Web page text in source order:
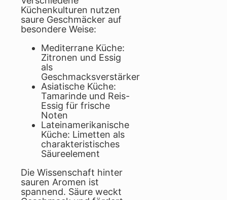
Küchenkulturen nutzen
saure Geschmäcker auf
besondere Weise:
Mediterrane Küche:
Zitronen und Essig
als
Geschmacksverstärker
Asiatische Küche:
Tamarinde und Reis-
Essig für frische
Noten
Lateinamerikanische
Küche: Limetten als
charakteristisches
Säureelement
Die Wissenschaft hinter
sauren Aromen ist
spannend. Säure weckt